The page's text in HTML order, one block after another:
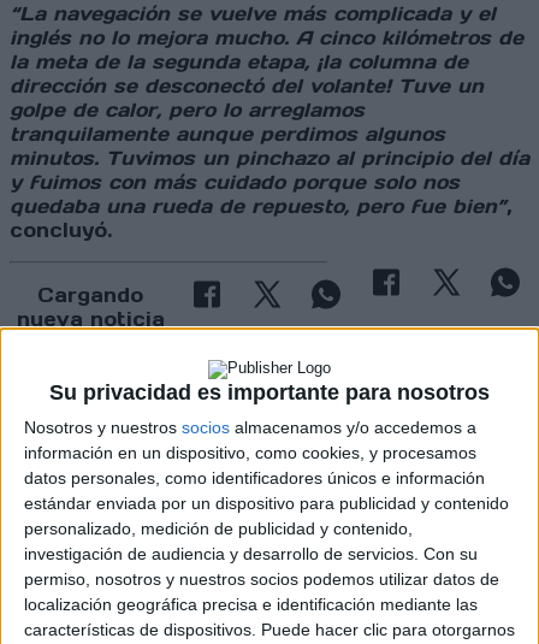
Su privacidad es importante para nosotros
Nosotros y nuestros socios almacenamos y/o accedemos a
información en un dispositivo, como cookies, y procesamos
datos personales, como identificadores únicos e información
estándar enviada por un dispositivo para publicidad y contenido
personalizado, medición de publicidad y contenido,
investigación de audiencia y desarrollo de servicios. Con su
permiso, nosotros y nuestros socios podemos utilizar datos de
localización geográfica precisa e identificación mediante las
características de dispositivos. Puede hacer clic para otorgarnos
“La navegación se vuelve más complicada y el
inglés no lo mejora mucho. A cinco kilómetros de
la meta de la segunda etapa, ¡la columna de
dirección se desconectó del volante! Tuve un
golpe de calor, pero lo arreglamos
tranquilamente aunque perdimos algunos
minutos. Tuvimos un pinchazo al principio del día
y fuimos con más cuidado porque solo nos
quedaba una rueda de repuesto, pero fue bien”,
concluyó.
Cargando
nueva noticia
No hay más noticias en esta categoría.
Rallyes